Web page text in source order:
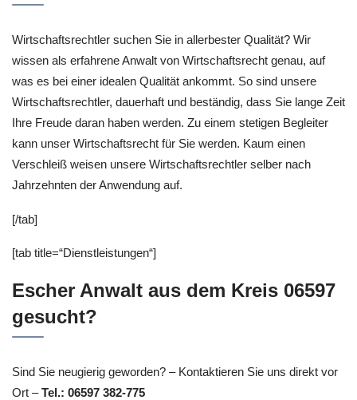
Wirtschaftsrechtler suchen Sie in allerbester Qualität? Wir
wissen als erfahrene Anwalt von Wirtschaftsrecht genau, auf
was es bei einer idealen Qualität ankommt. So sind unsere
Wirtschaftsrechtler, dauerhaft und beständig, dass Sie lange Zeit
Ihre Freude daran haben werden. Zu einem stetigen Begleiter
kann unser Wirtschaftsrecht für Sie werden. Kaum einen
Verschleiß weisen unsere Wirtschaftsrechtler selber nach
Jahrzehnten der Anwendung auf.
[/tab]
[tab title=“Dienstleistungen“]
Escher Anwalt aus dem Kreis 06597
gesucht?
Sind Sie neugierig geworden? – Kontaktieren Sie uns direkt vor
Ort –Tel.: 06597 382-775